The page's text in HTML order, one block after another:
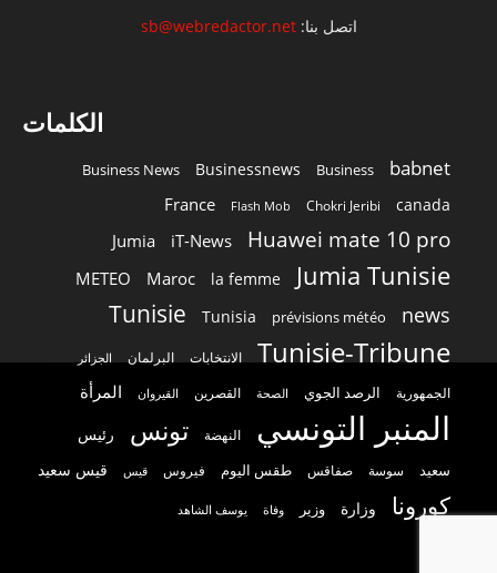
اتصل بنا:sb@webredactor.net
الكلمات
babnet
Business
Businessnews
Business News
canada
Chokri Jeribi
Flash Mob
France
Huawei mate 10 pro
iT-News
Jumia
Jumia Tunisie
la femme
Maroc
METEO
news
prévisions météo
Tunisia
Tunisie
Tunisie-Tribune الانتخابات البرلمان الجزائر
الجمهورية الرصد الجوي الصحة القصرين القيروان المرأة
المنبر التونسي النهضة تونس رئيس
سعيد سوسة صفاقس طقس اليوم فيروس قيس قيس سعيد
كورونا وزارة وزير وفاة يوسف الشاهد